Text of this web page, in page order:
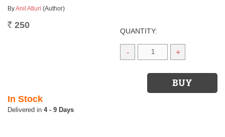
ByAnil Atluri (Author)
Rs. 250
QUANTITY:
- +
In Stock
4 - 9 Days